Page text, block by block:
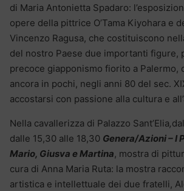
di Maria Antonietta Spadaro:
opere della pittrice O’Tama Kiyohara e
Vincenzo Ragusa, che costituiscono
del nostro Paese due importanti figure,
precoce giapponismo fiorito a Palermo,
ancora in pochi, negli anni 80 del sec.
accostarsi con passione alla cultura e
Nella cavallerizza di Palazzo Sant’Elia,
dalle 15,30 alle 18,30 Genera/Azioni – I
Mario, Giusva e Martina, mostra di
cura di Anna Maria Ruta: la mostra
artistica e intellettuale dei due fratelli,